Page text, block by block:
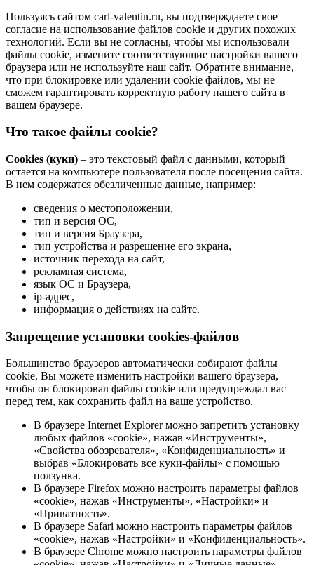
Пользуясь сайтом carl-valentin.ru, вы подтверждаете свое
согласие на использование файлов cookie и других похожих
технологий. Если вы не согласны, чтобы мы использовали
файлы cookie, измените соответствующие настройки вашего
браузера или не используйте наш сайт. Обратите внимание,
что при блокировке или удалении cookie файлов, мы не
сможем гарантировать корректную работу нашего сайта в
вашем браузере.
Что такое файлы cookie?
Cookies (куки) – это текстовый файл с данными, который
остается на компьютере пользователя после посещения сайта.
В нем содержатся обезличенные данные, например:
сведения о местоположении,
тип и версия ОС,
тип и версия Браузера,
тип устройства и разрешение его экрана,
источник перехода на сайт,
рекламная система,
язык ОС и Браузера,
ip-адрес,
информация о действиях на сайте.
Запрещение установки cookies-файлов
Большинство браузеров автоматически собирают файлы
cookie. Вы можете изменить настройки вашего браузера,
чтобы он блокировал файлы cookie или предупреждал вас
перед тем, как сохранить файл на ваше устройство.
В браузере Internet Explorer можно запретить установку
любых файлов «cookie», нажав «Инструменты»,
«Свойства обозревателя», «Конфиденциальность» и
выбрав «Блокировать все куки-файлы» с помощью
ползунка.
В браузере Firefox можно настроить параметры файлов
«cookie», нажав «Инструменты», «Настройки» и
«Приватность».
В браузере Safari можно настроить параметры файлов
«cookie», нажав «Настройки» и «Конфиденциальность».
В браузере Chrome можно настроить параметры файлов